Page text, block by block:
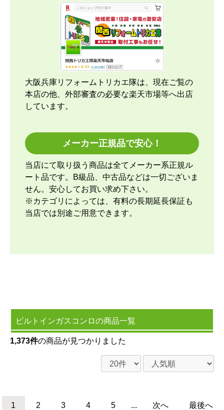
大阪兵庫リフォームトリカエ隊は、現在ご覧の
本店の他、外部審査の必要な楽天市場等へ出店
しています。
メーカー正規品で安心！
当店にて取り扱う商品は全てメーカー系正規ル
ート品です。B級品、中古品などは一切ございま
せん。安心してお買い求め下さい。
※カテゴリによっては、有料の長期延長保証も
当店では別途ご用意できます。
ビルトインガスコンロの商品一覧
1,373件の商品が見つかりました
1 2 3 4 5 ... 次へ 最後へ